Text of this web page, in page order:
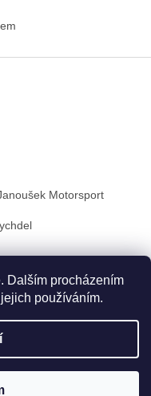
Dalším procházením
používáním.
Motorsport
práva vyhrazena.